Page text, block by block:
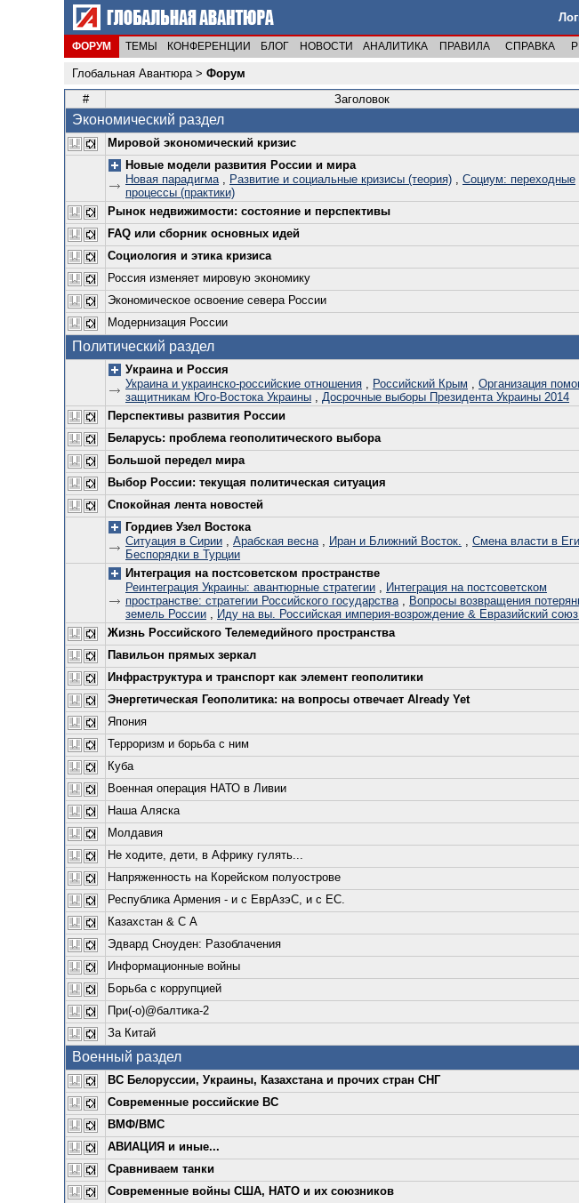
ФОРУМ ТЕМЫ КОНФЕРЕНЦИИ БЛОГ НОВОСТИ АНАЛИТИКА ПРАВИЛА СПРАВКА
Глобальная Авантюра> Форум
#
Заголовок
Экономический раздел
Мировой экономический кризис
Новые модели развития России и мира
Новая парадигма, Развитие и социальные кризисы (теория) , Социум: переходные
процессы (практики)
Рынок недвижимости: состояние и перспективы
FAQ или сборник основных идей
Социология и этика кризиса
Россия изменяет мировую экономику
Экономическое освоение севера России
Модернизация России
Политический раздел
Украина и Россия
Украина и украинско-российские отношения , Российский Крым , Организация
защитникам Юго-Востока Украины , Досрочные выборы Президента Украины 2014
Перспективы развития России
Беларусь: проблема геополитического выбора
Большой передел мира
Выбор России: текущая политическая ситуация
Спокойная лента новостей
Гордиев Узел Востока
Ситуация в Сирии , Арабская весна, Иран и Ближний Восток. , Смена власти в
Беспорядки в Турции
Интеграция на постсоветском пространстве
Реинтеграция Украины: авантюрные стратегии , Интеграция на постсоветском
пространстве: стратегии Российского государства, Вопросы возвращения
земель России , Иду на вы. Российская империя-возрождение & Евразийский
Жизнь Российского Телемедийного пространства
Павильон прямых зеркал
Инфраструктура и транспорт как элемент геополитики
Энергетическая Геополитика: на вопросы отвечает Already Yet
Япония
Терроризм и борьба с ним
Куба
Военная операция НАТО в Ливии
Наша Аляска
Молдавия
Не ходите, дети, в Африку гулять...
Напряженность на Корейском полуострове
Республика Армения - и с ЕврАзэС, и с ЕС.
Казахстан & С А
Эдвард Сноуден: Разоблачения
Информационные войны
Борьба с коррупцией
При(-о)@балтика-2
За Китай
Военный раздел
ВС Белоруссии, Украины, Казахстана и прочих стран СНГ
Современные российские ВС
ВМФ/ВМС
АВИАЦИЯ и иные...
Сравниваем танки
Современные войны США, НАТО и их союзников